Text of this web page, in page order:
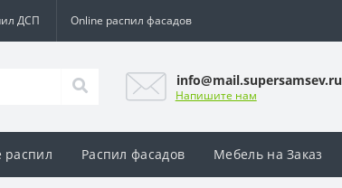
ДСП Online распил фасадов
info@mail.supersamsev.ru
Напишите нам
распил Распил фасадов Мебель на Заказ